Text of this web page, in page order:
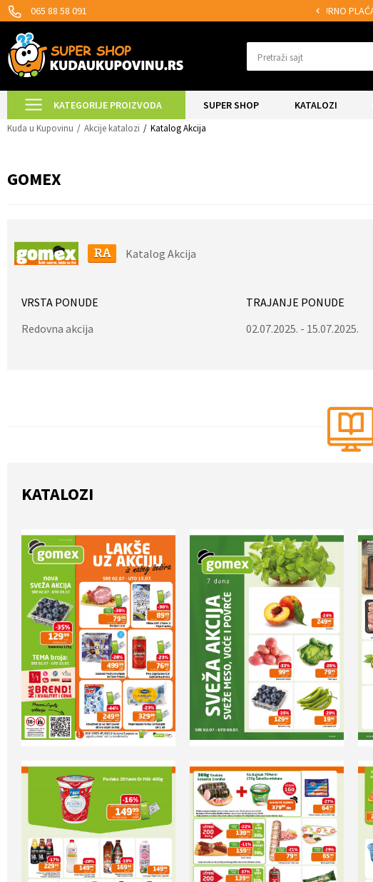
065 88 58 091
Pretraži sajt
KATEGORIJE PROIZVODA SUPER SHOP KATALOZI
Kuda u Kupovinu Akcije katalozi Katalog Akcija
GOMEX
Katalog Akcija
VRSTA PONUDE
Redovna akcija
TRAJANJE PONUDE
02.07.2025. - 15.07.2025.
KATALOZI